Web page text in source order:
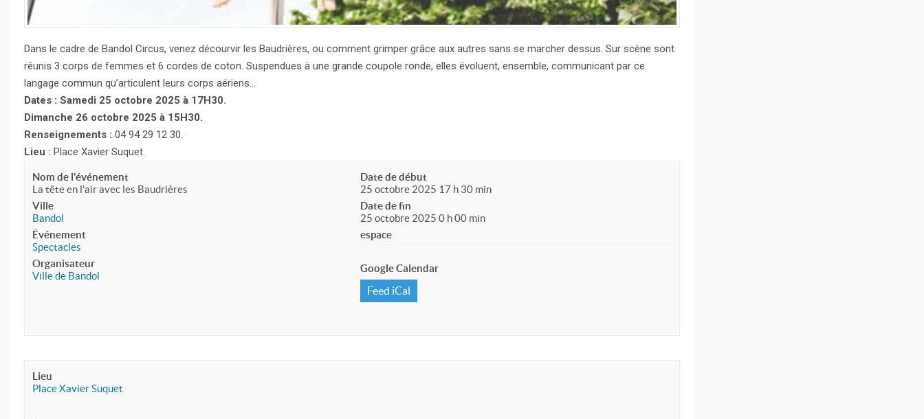
Dans le cadre de Bandol Circus, venez décourvir les Baudrières, ou comment grimper grâce aux autres sans se marcher dessus. Sur scène sont
réunis 3 corps de femmes et 6 cordes de coton. Suspendues à une grande coupole ronde, elles évoluent, ensemble, communicant par ce
langage commun qu’articulent leurs corps aériens…
Dates : Samedi 25 octobre 2025 à 17H30.
Dimanche 26 octobre 2025 à 15H30.
Renseignements : 04 94 29 12 30.
Lieu : Place Xavier Suquet.
Nom de l'événement
La tête en l'air avec les Baudrières
Ville
Bandol
Événement
Spectacles
Organisateur
Ville de Bandol
Date de début
25 octobre 2025 17 h 30 min
Date de fin
25 octobre 2025 0 h 00 min
espace
Google Calendar
Feed iCal
Lieu
Place Xavier Suquet